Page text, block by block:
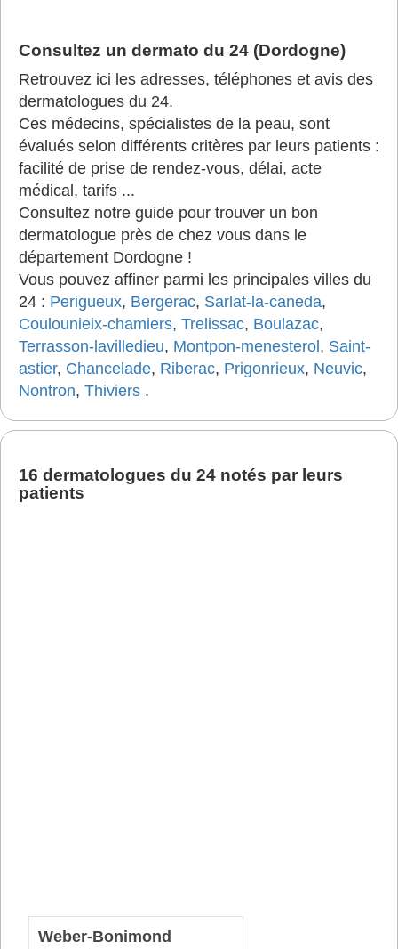
Consultez un dermato du 24 (Dordogne)
Retrouvez ici les adresses, téléphones et avis des
dermatologues du 24.
Ces médecins, spécialistes de la peau, sont
évalués selon différents critères par leurs patients :
facilité de prise de rendez-vous, délai, acte
médical, tarifs ...
Consultez notre guide pour trouver un bon
dermatologue près de chez vous dans le
département Dordogne !
Vous pouvez affiner parmi les principales villes du
24 : Perigueux, Bergerac, Sarlat-la-caneda,
Coulounieix-chamiers, Trelissac, Boulazac,
Terrasson-lavilledieu, Montpon-menesterol , Saint-
astier, Chancelade, Riberac, Prigonrieux, Neuvic,
Nontron, Thiviers .
16 dermatologues du 24 notés par leurs
patients
Weber-Bonimond